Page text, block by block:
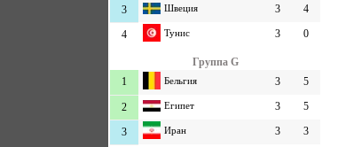
3 Швеция 3 4
4 Тунис 3 0
Группа G
1
Бельгия 3 5
2 Египет 3 5
3 Иран 3 3